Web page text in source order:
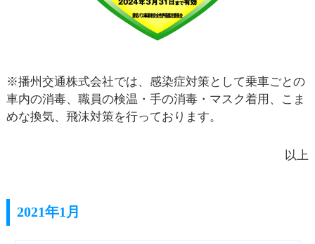
※播州交通株式会社では、感染症対策として乗車ごとの
車内の消毒、職員の検温・手の消毒・マスク着用、こま
めな換気、飛沫対策を行っております。
以上
2021年1月